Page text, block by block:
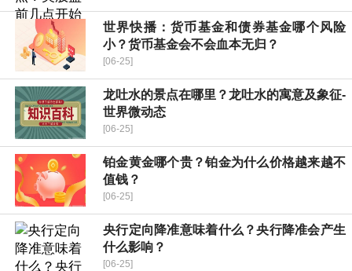
世界快播：货币基金和债券基金哪个风险
小？货币基金会不会血本无归？
[06-25]
龙吐水的景点在哪里？龙吐水的寓意及象征-
世界微动态
[06-25]
铂金黄金哪个贵？铂金为什么价格越来越不
值钱？
[06-25]
央行定向降准意味着什么？央行降准会产生
什么影响？
[06-25]